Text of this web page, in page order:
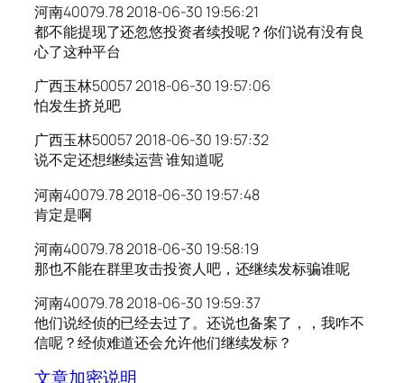
河南40079.78 2018-06-30 19:56:21
都不能提现了还忽悠投资者续投呢？你们说有没有良
心了这种平台
广西玉林50057 2018-06-30 19:57:06
怕发生挤兑吧
广西玉林50057 2018-06-30 19:57:32
说不定还想继续运营 谁知道呢
河南40079.78 2018-06-30 19:57:48
肯定是啊
河南40079.78 2018-06-30 19:58:19
那也不能在群里攻击投资人吧，还继续发标骗谁呢
河南40079.78 2018-06-30 19:59:37
他们说经侦的已经去过了。还说也备案了，，我咋不
信呢？经侦难道还会允许他们继续发标？
文章加密说明